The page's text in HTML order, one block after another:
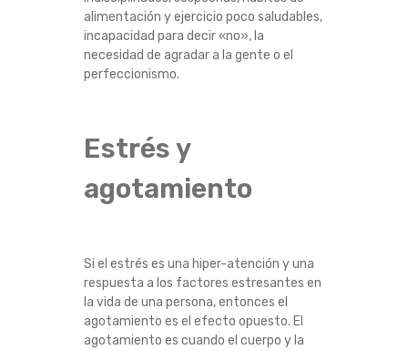
alimentación y ejercicio poco saludables,
incapacidad para decir «no», la
necesidad de agradar a la gente o el
perfeccionismo.
Estrés y
agotamiento
Si el estrés es una hiper-atención y una
respuesta a los factores estresantes en
la vida de una persona, entonces el
agotamiento es el efecto opuesto. El
agotamiento es cuando el cuerpo y la